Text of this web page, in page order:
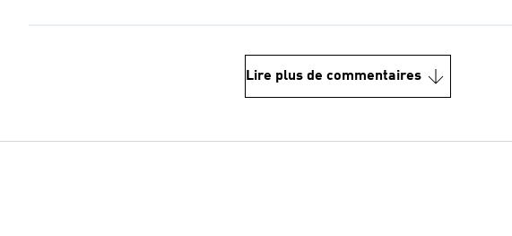
Lire plus de commentaires